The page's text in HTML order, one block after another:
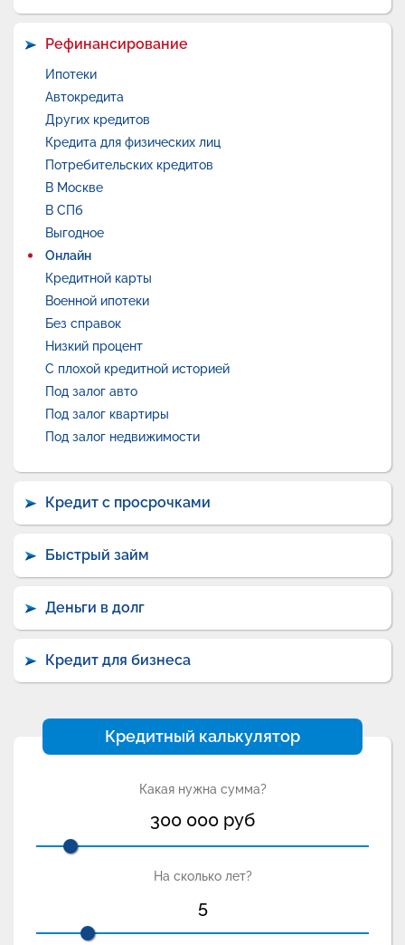
Рефинансирование
Ипотеки
Автокредита
Других кредитов
Кредита для физических лиц
Потребительских кредитов
В Москве
В СПб
Выгодное
Онлайн
Кредитной карты
Военной ипотеки
Без справок
Низкий процент
С плохой кредитной историей
Под залог авто
Под залог квартиры
Под залог недвижимости
Кредит с просрочками
Быстрый займ
Деньги в долг
Кредит для бизнеса
Кредитный калькулятор
Какая нужна сумма?
300 000 руб
На сколько лет?
5